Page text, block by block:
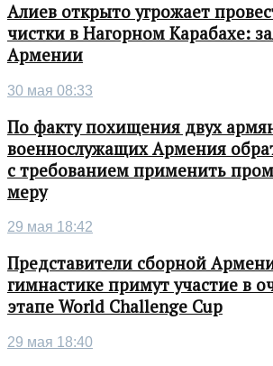
Алиев открыто угрожает
чистки в Нагорном Карабахе:
Армении
30 мая 08:33
По факту похищения двух
военнослужащих Армения
с требованием применить
меру
29 мая 18:42
Представители сборной
гимнастике примут участие в
этапе World Challenge Cup
29 мая 18:40